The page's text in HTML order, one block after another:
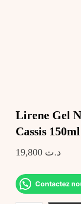
Lirene Gel
Cassis
د.ت 19,800
Contactez